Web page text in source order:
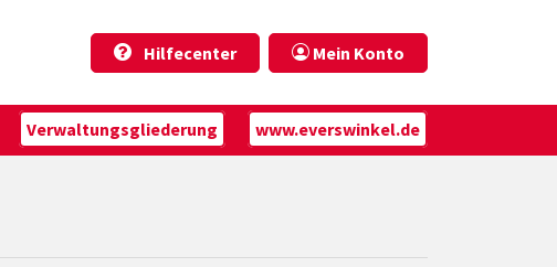
Hilfecenter
Mein Konto
Verwaltungsgliederung www.everswinkel.de